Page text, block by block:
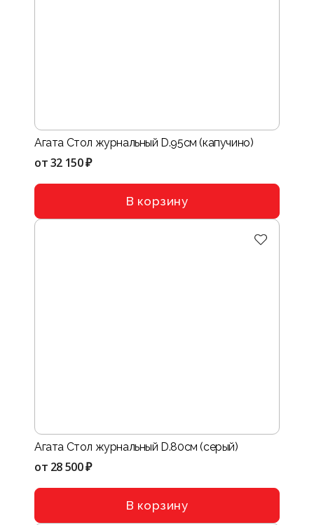
Агата Стол журнальный D.95см (капучино)
от32 150 ₽
В корзину
Агата Стол журнальный D.80см (серый)
от 28 500 ₽
В корзину